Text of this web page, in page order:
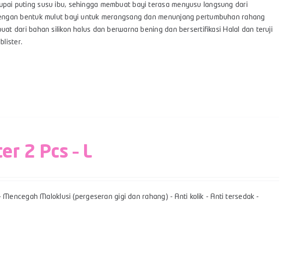
puting susu ibu, sehingga membuat bayi terasa menyusu langsung dari
bentuk mulut bayi untuk merangsang dan menunjang pertumbuhan rahang
dari bahan silikon halus dan berwarna bening dan bersertifikasi Halal dan teruji
2 Pcs – L
Maloklusi (pergeseran gigi dan rahang) - Anti kolik - Anti tersedak -